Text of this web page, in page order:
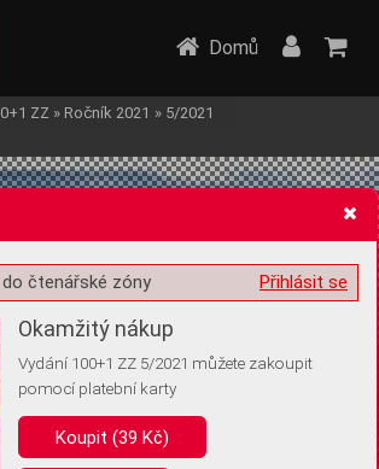
s ukládáním volitelných informací
webu nepotřebujeme ukládat žádné informace
Rádi bychom vás ale požádali o souhlas s
Domů
ZZ » Ročník 2021 » 5/2021
Přihlásit se
čtenářské zóny
Okamžitý nákup
Vydání 100+1 ZZ 5/2021 můžete zakoupit
pomocí platební karty
Koupit (39 Kč)